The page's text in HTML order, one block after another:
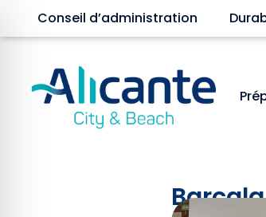
Conseil d’administration